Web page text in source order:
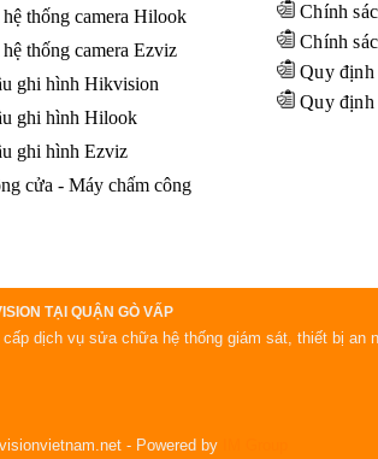
TẠI QUẬN GÒ VẤP
dịch vụ sửa chữa hệ thống giám sát, thiết bị
thống camera Hilook
thống camera Ezviz
ghi hình Hikvision
ghi hình Hilook
ghi hình Ezviz
cửa - Máy chấm công
Chính
Chính
Quy định
Quy định
- Powered by